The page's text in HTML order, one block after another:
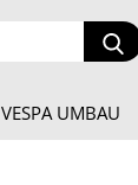
VESPA UMBAU